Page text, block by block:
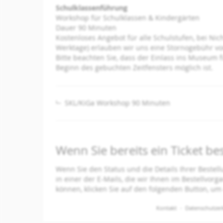
Schulklassenführung
Workshop für Schulklassen & Kindergärten
Dauer 90 Minuten
Kostenloses Angebot für alle Schulstufen, bei
Werktage) erlauben wir uns eine Stornogebühr
Bitte beachten Sie, dass der Einlass ins
Beginn des gebuchten Zeitfensters möglich ist.
SKL/KiGa Workshop 90 Minuten
Wenn Sie bereits ein Ticket
Wenn Sie den Status und die Details Ihrer
in einer der E-Mails, die wir Ihnen im
können, klicken Sie auf den folgenden Button,
Kontakt